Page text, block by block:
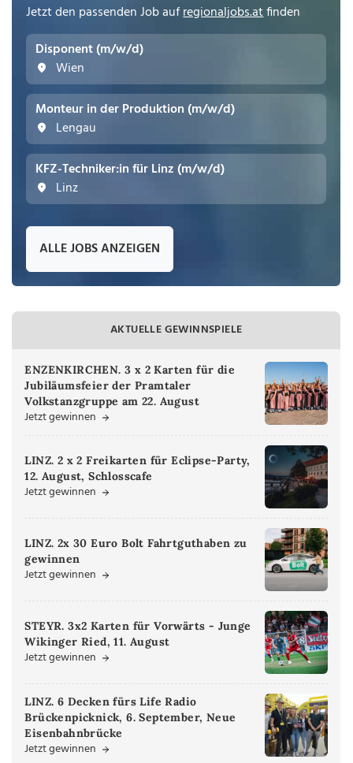
Jetzt den passenden Job aufregionaljobs.atfinden
Disponent (m/w/d)
Wien
Monteur in der Produktion (m/w/d)
Lengau
KFZ-Techniker:in für Linz (m/w/d)
Linz
ALLE JOBS ANZEIGEN
AKTUELLE GEWINNSPIELE
ENZENKIRCHEN. 3 x 2 Karten für die
Jubiläumsfeier der Pramtaler
Volkstanzgruppe am 22. August
Jetzt gewinnen
LINZ. 2 x 2 Freikarten für Eclipse-Party,
12. August, Schlosscafe
Jetzt gewinnen
LINZ. 2x 30 Euro Bolt Fahrtguthaben zu
gewinnen
Jetzt gewinnen
STEYR. 3x2 Karten für Vorwärts - Junge
Wikinger Ried, 11. August
Jetzt gewinnen
LINZ. 6 Decken fürs Life Radio
Brückenpicknick, 6. September, Neue
Eisenbahnbrücke
Jetzt gewinnen